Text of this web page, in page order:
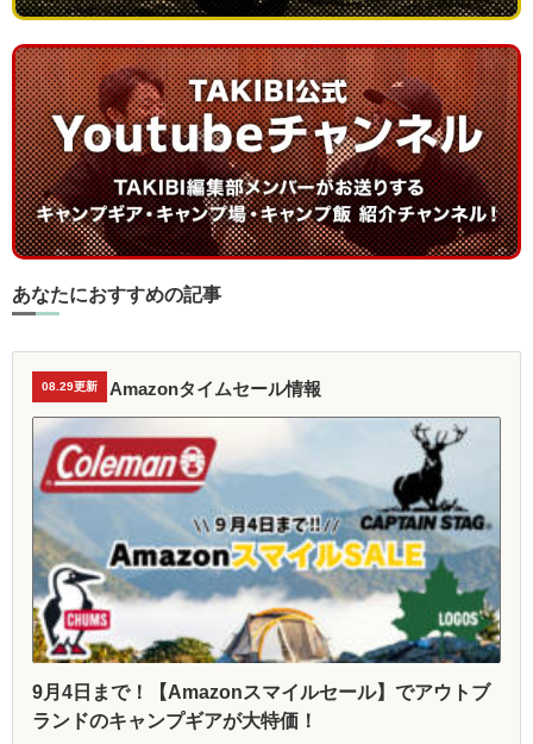
あなたにおすすめの記事
08.29更新 Amazonタイムセール情報
9月4日まで！【Amazonスマイルセール】でアウトブ
ランドのキャンプギアが大特価！